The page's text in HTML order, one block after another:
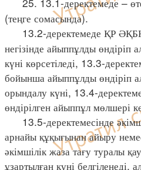
(теңге сомасында).
13.2-деректемеде ҚР
негізінде айыппұлды өндіріп
күні көрсетіледі, 13.3-
бойынша айыппұлды өндіріп
орындалу күні, 13.4-
өндірілген айыппұл мөлшері
13.5-деректемесінде
арнайы құқығынан айыру
әкімшілік жаза тағу туралы
ұзартылған күні белгіленеді,